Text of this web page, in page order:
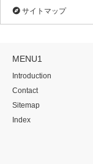
サイトマップ
MENU1
Introduction
Contact
Sitemap
Index